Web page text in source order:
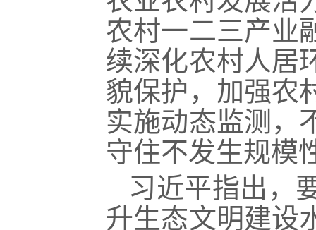
农村一二三产业
续深化农村人居
貌保护，加强农
实施动态监测，
守住不发生规模
习近平指出，
升生态文明建设